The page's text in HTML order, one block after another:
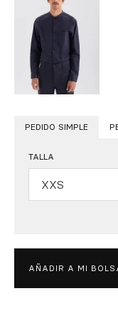
PEDIDO SIMPLE
TALLA
XXS
AÑADIR A MI